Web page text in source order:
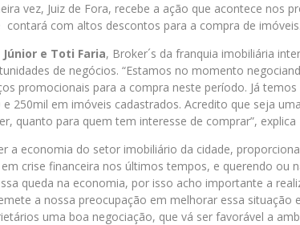
vez, Juiz de Fora, recebe a ação que acontece nos
contará com altos descontos para a compra de imóveis.
e Toti Faria, Broker´s da franquia imobiliária
de negócios. “Estamos no momento
promocionais para a compra neste período. Já
250mil em imóveis cadastrados. Acredito que seja
quanto para quem tem interesse de comprar”, explica
a economia do setor imobiliário da cidade,
crise financeira nos últimos tempos, e querendo ou
queda na economia, por isso acho importante a
a nossa preocupação em melhorar essa situação
uma boa negociação, que vá ser favorável a